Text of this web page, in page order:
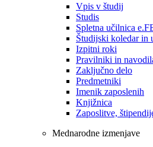
Vpis v študij
Studis
Spletna učilnica
Študijski koledar in
Izpitni roki
Pravilniki in
Zaključno delo
Predmetniki
Imenik zaposlenih
Knjižnica
Zaposlitve,
Mednarodne izmenjave